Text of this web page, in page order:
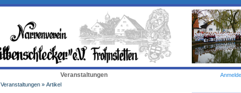
Veranstaltungen
Veranstaltungen » Artikel